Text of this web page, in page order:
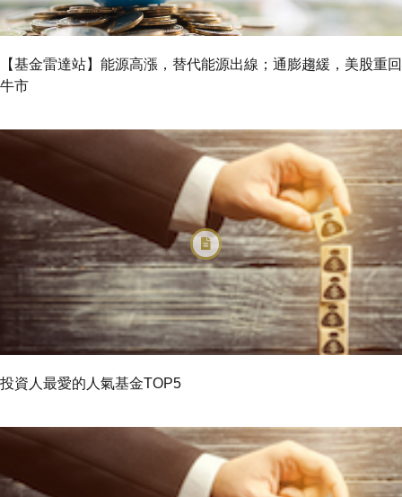
【基金雷達站】能源高漲，替代能源出線；通膨趨緩，美股重回
牛市
投資人最愛的人氣基金TOP5